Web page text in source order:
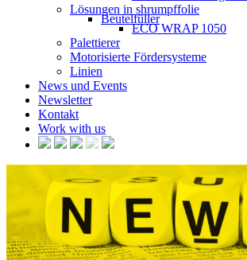
Lösungen in shrumpffolie
Beutelfüller
ECO WRAP 1050
Palettierer
Motorisierte Fördersysteme
Linien
News und Events
Newsletter
Kontakt
Work with us